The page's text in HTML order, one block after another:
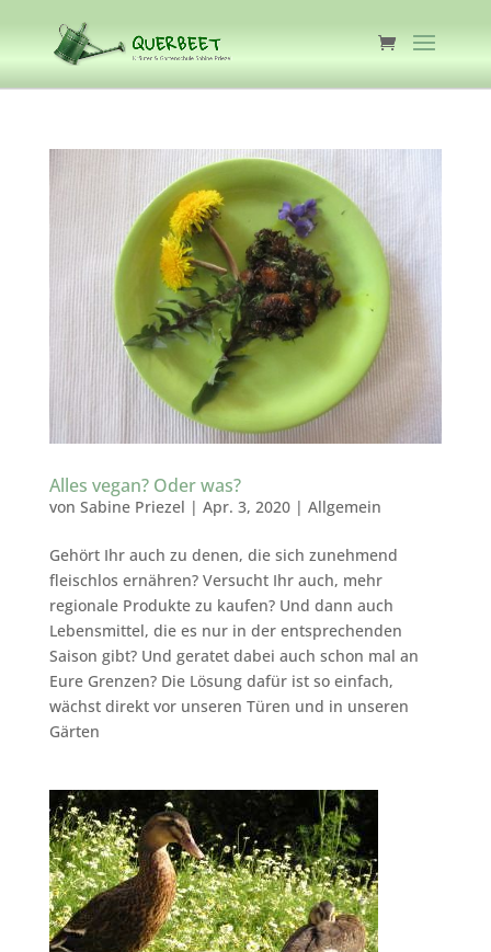
Alles vegan? Oder was?
von Sabine Priezel | Apr. 3, 2020| Allgemein
Gehört Ihr auch zu denen, die sich zunehmend
fleischlos ernähren? Versucht Ihr auch, mehr
regionale Produkte zu kaufen? Und dann auch
Lebensmittel, die es nur in der entsprechenden
Saison gibt? Und geratet dabei auch schon mal an
Eure Grenzen? Die Lösung dafür ist so einfach,
wächst direkt vor unseren Türen und in unseren
Gärten